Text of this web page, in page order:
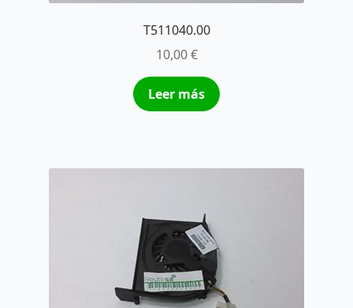
T511040.00
10,00€
Leer más